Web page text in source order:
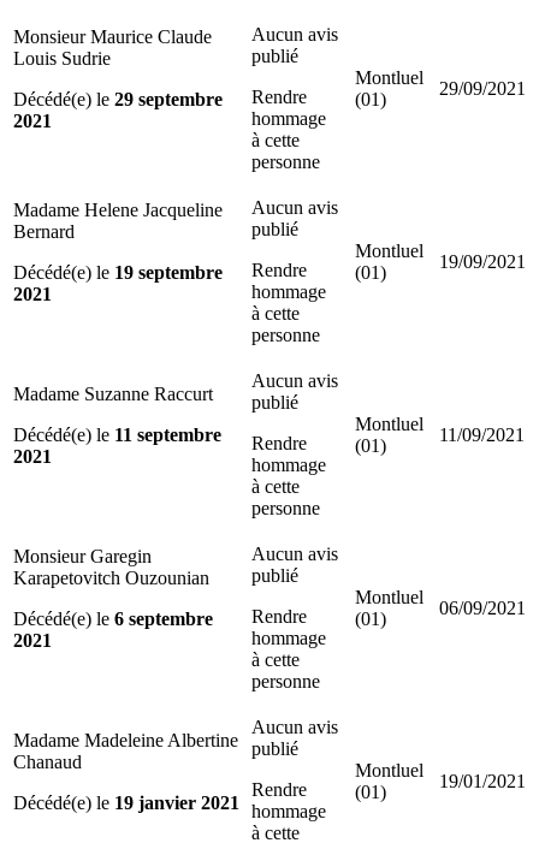
Monsieur Maurice Claude
Louis Sudrie
Décédé(e) le 29 septembre
2021
Aucun avis
publié
Rendre
hommage
à cette
personne
Montluel
(01)
29/09/2021
Madame Helene Jacqueline
Bernard
Décédé(e) le 19 septembre
2021
Aucun avis
publié
Rendre
hommage
à cette
personne
Montluel
(01)
19/09/2021
Madame Suzanne Raccurt
Décédé(e) le 11 septembre
2021
Aucun avis
publié
Rendre
hommage
à cette
personne
Montluel
(01)
11/09/2021
Monsieur Garegin
Karapetovitch Ouzounian
Décédé(e) le 6 septembre
2021
Aucun avis
publié
Rendre
hommage
à cette
personne
Montluel
(01)
06/09/2021
Madame Madeleine Albertine
Chanaud
Décédé(e) le 19 janvier 2021
Aucun avis
publié
Rendre
hommage
à cette
Montluel
(01)
19/01/2021